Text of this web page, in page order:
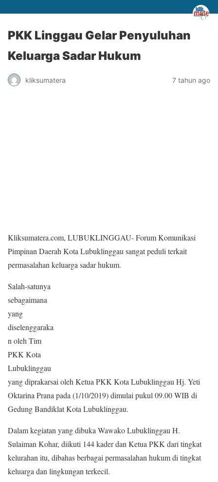
PKK Linggau Gelar Penyuluhan
Keluarga Sadar Hukum
kliksumatera 7 tahun ago
Kliksumatera.com, LUBUKLINGGAU- Forum Komunikasi
Pimpinan Daerah Kota Lubuklinggau sangat peduli terkait
permasalahan keluarga sadar hukum.
Salah-satunya
sebagaimana
yang
diselenggaraka
n oleh Tim
PKK Kota
Lubuklinggau
yang diprakarsai oleh Ketua PKK Kota Lubuklinggau Hj. Yeti
Oktarina Prana pada (1/10/2019) dimulai pukul 09.00 WIB di
Gedung Bandiklat Kota Lubuklinggau.
Dalam kegiatan yang dibuka Wawako Lubuklinggau H.
Sulaiman Kohar, diikuti 144 kader dan Ketua PKK dari tingkat
kelurahan itu, dibahas berbagai permasalahan hukum di tingkat
keluarga dan lingkungan terkecil.